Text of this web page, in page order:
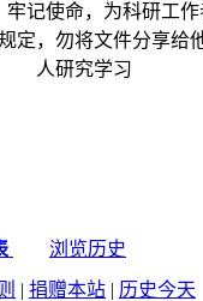
牢记使命，为科研工
定，勿将文件分享给
人研究学习
浏览历史
| 捐赠本站 | 历史今天